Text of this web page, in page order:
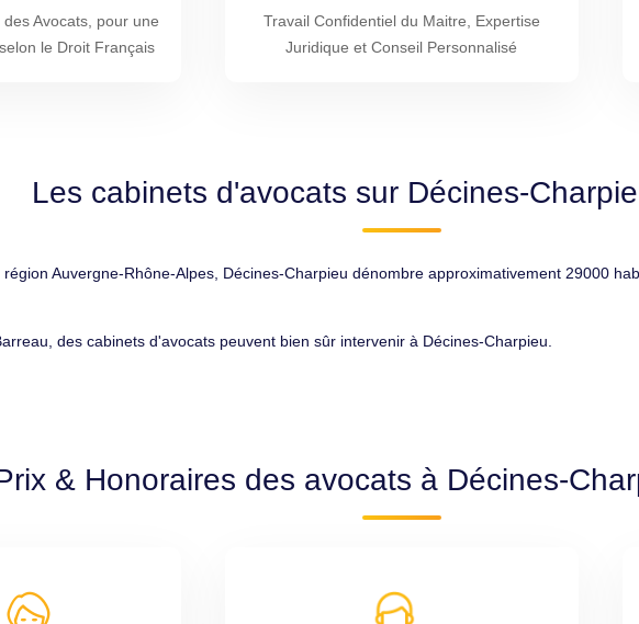
Avocats, pour une
le Droit Français
Travail Confidentiel du Maitre, Expertise
Juridique et Conseil Personnalisé
Les cabinets d'avocats sur Décines-
Auvergne-Rhône-Alpes, Décines-Charpieu dénombre approximativement 29000
des cabinets d'avocats peuvent bien sûr intervenir à Décines-Charpieu.
& Honoraires des avocats à Décines-